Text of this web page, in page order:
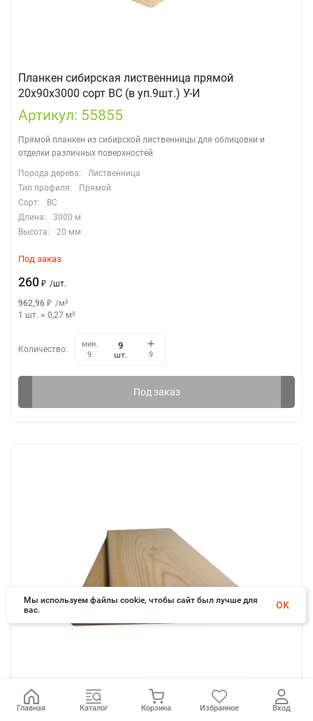
Планкен сибирская лиственница прямой
20х90х3000 сорт ВС (в уп.9шт.) У-И
Артикул: 55855
Прямой планкен из сибирской лиственницы для облицовки и
отделки различных поверхностей
Порода дерева:
Лиственница
Тип профиля:
Прямой
Сорт:
ВС
Длина:
3000 м
Высота:
20 мм
Под заказ
260 ₽ /шт.
962,96 ₽ /м²
1 шт. = 0,27 м²
Количество:
мин.
9
шт. 9
Под заказ
Главная Каталог Корзина Избранное Вход
Мы используем файлы cookie, чтобы сайт был лучше для
вас.
OK